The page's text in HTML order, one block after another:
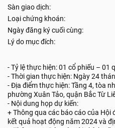
Sàn giao dịch:
Loại chứng khoán:
Ngày đăng ký cuối cùng:
Lý do mục đích:
- Tỷ lệ thực hiện: 01 cổ phiếu – 01
- Thời gian thực hiện: Ngày 24
- Địa điểm thực hiện: Tầng 4, tòa
phường Xuân Tảo, quận Bắc Từ
- Nội dung họp dự kiến:
+ Thông qua các báo cáo của Hội
kết quả hoạt động năm 2024 và